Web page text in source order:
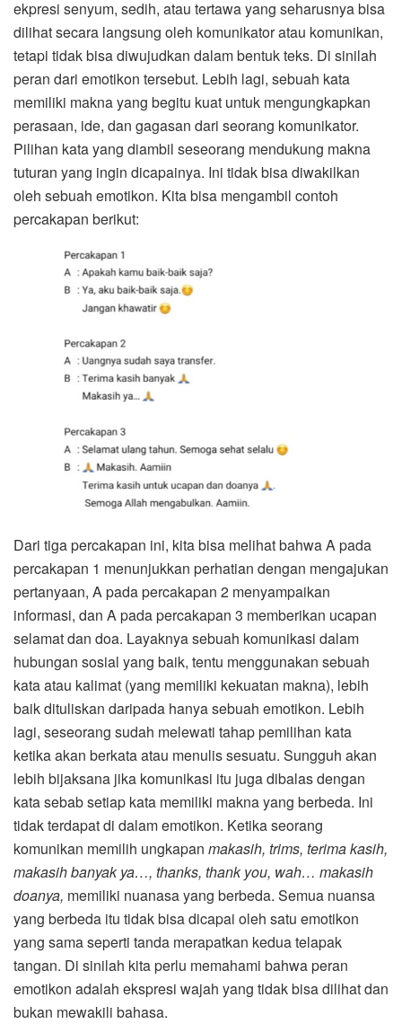
ekpresi senyum, sedih, atau tertawa yang seharusnya bisa
dilihat secara langsung oleh komunikator atau komunikan,
tetapi tidak bisa diwujudkan dalam bentuk teks. Di sinilah
peran dari emotikon tersebut. Lebih lagi, sebuah kata
memiliki makna yang begitu kuat untuk mengungkapkan
perasaan, ide, dan gagasan dari seorang komunikator.
Pilihan kata yang diambil seseorang mendukung makna
tuturan yang ingin dicapainya. Ini tidak bisa diwakilkan
oleh sebuah emotikon. Kita bisa mengambil contoh
percakapan berikut:
Dari tiga percakapan ini, kita bisa melihat bahwa A pada
percakapan 1 menunjukkan perhatian dengan mengajukan
pertanyaan, A pada percakapan 2 menyampaikan
informasi, dan A pada percakapan 3 memberikan ucapan
selamat dan doa. Layaknya sebuah komunikasi dalam
hubungan sosial yang baik, tentu menggunakan sebuah
kata atau kalimat (yang memiliki kekuatan makna), lebih
baik dituliskan daripada hanya sebuah emotikon. Lebih
lagi, seseorang sudah melewati tahap pemilihan kata
ketika akan berkata atau menulis sesuatu. Sungguh akan
lebih bijaksana jika komunikasi itu juga dibalas dengan
kata sebab setiap kata memiliki makna yang berbeda. Ini
tidak terdapat di dalam emotikon. Ketika seorang
komunikan memilih ungkapan makasih, trims, terima kasih,
makasih banyak ya…, thanks, thank you, wah… makasih
doanya, memiliki nuanasa yang berbeda. Semua nuansa
yang berbeda itu tidak bisa dicapai oleh satu emotikon
yang sama seperti tanda merapatkan kedua telapak
tangan. Di sinilah kita perlu memahami bahwa peran
emotikon adalah ekspresi wajah yang tidak bisa dilihat dan
bukan mewakili bahasa.